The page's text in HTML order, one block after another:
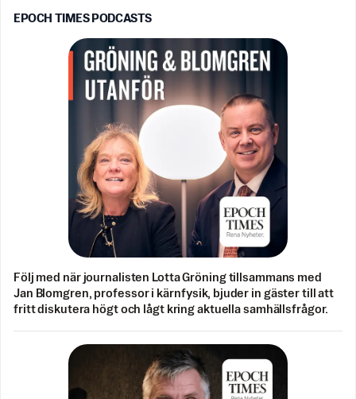
EPOCH TIMES PODCASTS
Följ med när journalisten Lotta Gröning tillsammans med
Jan Blomgren, professor i kärnfysik, bjuder in gäster till att
fritt diskutera högt och lågt kring aktuella samhällsfrågor.